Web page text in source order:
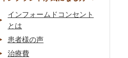
インフォームドコンセント
とは
患者様の声
治療費